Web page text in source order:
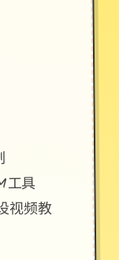
工具
视频教